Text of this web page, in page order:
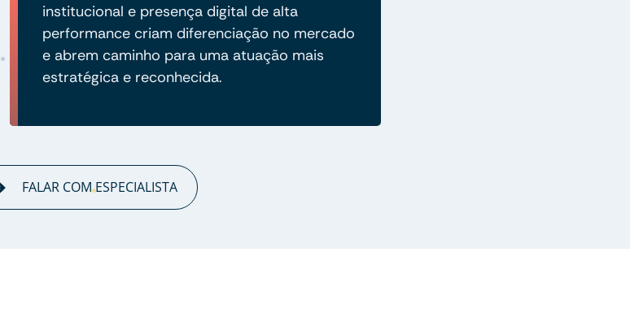
institucional e presença digital de alta
performance criam diferenciação no mercado
e abrem caminho para uma atuação mais
estratégica e reconhecida.
FALAR COM ESPECIALISTA